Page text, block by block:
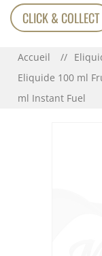
CLICK & COLLECT
Accueil
Eliquide 100 ml
ml Instant Fuel